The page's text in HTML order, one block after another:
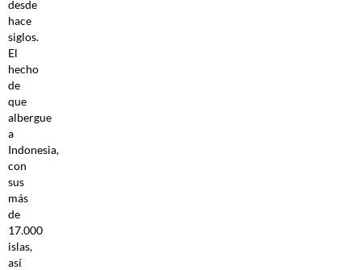
desde
hace
siglos.
El
hecho
de
que
albergue
a
Indonesia,
con
sus
más
de
17.000
islas,
así